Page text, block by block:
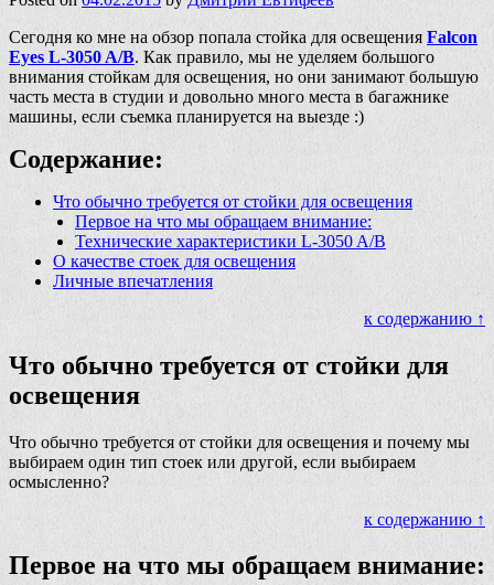
Сегодня ко мне на обзор попала стойка для освещения Falcon
Eyes L-3050 A/B. Как правило, мы не уделяем большого
внимания стойкам для освещения, но они занимают большую
часть места в студии и довольно много места в багажнике
машины, если съемка планируется на выезде :)
Содержание:
Что обычно требуется от стойки для освещения
Первое на что мы обращаем внимание:
Технические характеристики L-3050 A/B
О качестве стоек для освещения
Личные впечатления
к содержанию ↑
Что обычно требуется от стойки для
освещения
Что обычно требуется от стойки для освещения и почему мы
выбираем один тип стоек или другой, если выбираем
осмысленно?
к содержанию ↑
Первое на что мы обращаем внимание: